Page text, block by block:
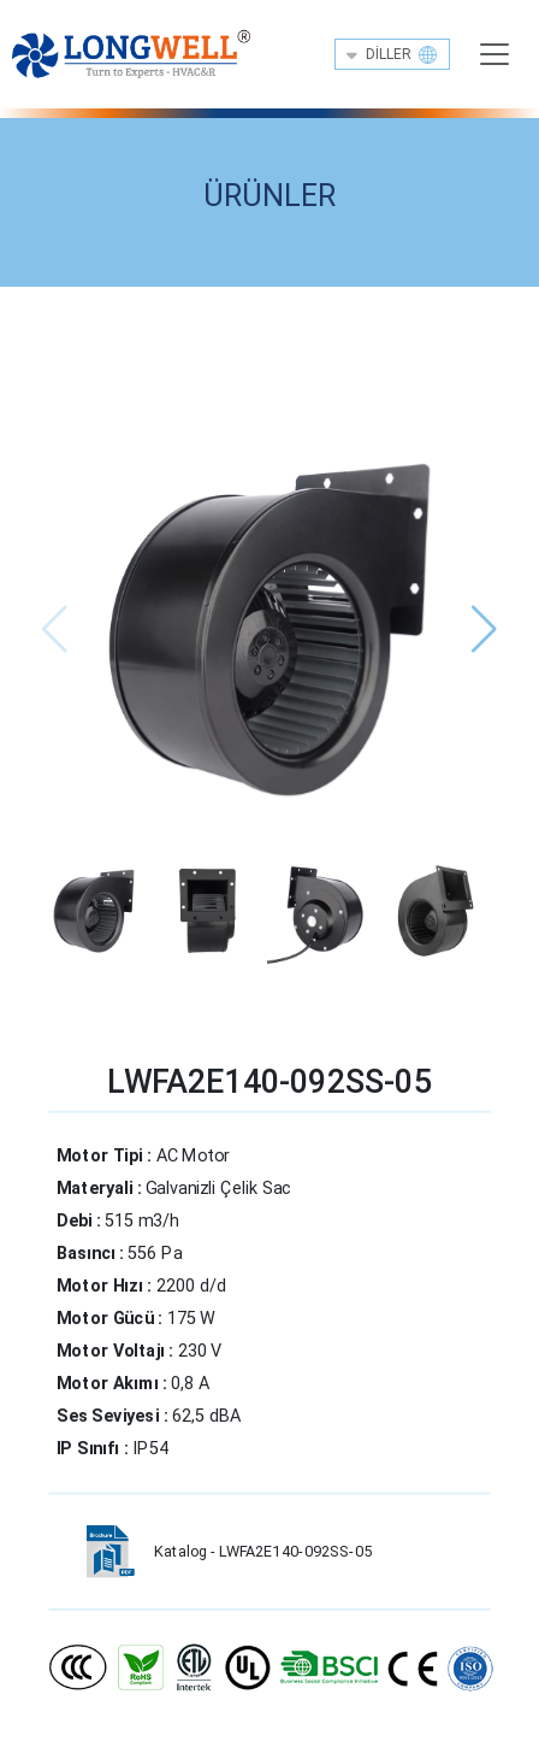
DILLER
ÜRÜNLER
LWFA2E140-092SS-05
Motor Tipi : AC Motor
Materyali :Galvanizli Çelik Sac
Debi :515 m3/h
Basıncı :556 Pa
Motor Hızı : 2200 d/d
Motor Gücü : 175 W
Motor Voltajı : 230 V
Motor Akımı :0,8 A
Ses Seviyesi :62,5 dBA
IP Sınıfı : IP54
Katalog - LWFA2E140-092SS-05